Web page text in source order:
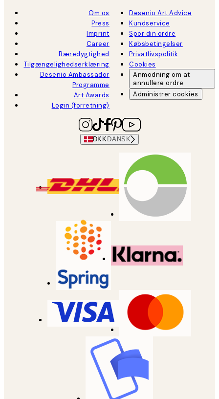
Om os
Press
Imprint
Career
Bæredygtighed
Tilgængelighedserklæring
Desenio Ambassador
Programme
Art Awards
Login (forretning)
Desenio Art Advice
Kundservice
Spor din ordre
Købsbetingelser
Privatlivspolitik
Cookies
Anmodning om at
annullere ordre
Administrer cookies
DKK DANSK